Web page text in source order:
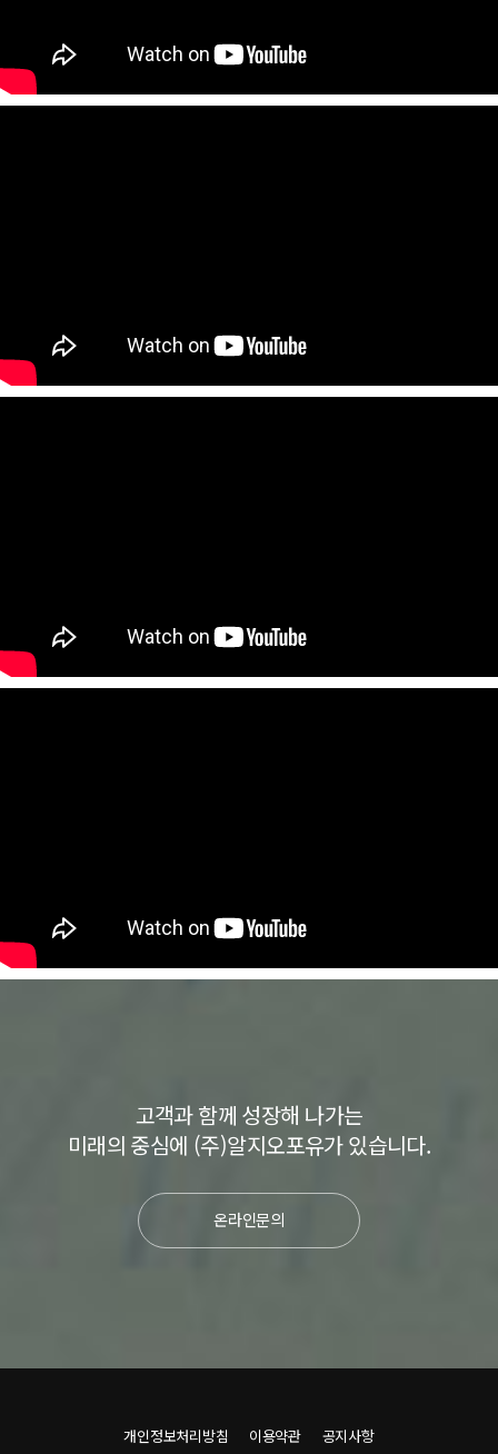
고객과 함께 성장해 나가는
미래의 중심에 (주)알지오포유가 있습니다.
온라인문의
개인정보처리방침 이용약관 공지사항